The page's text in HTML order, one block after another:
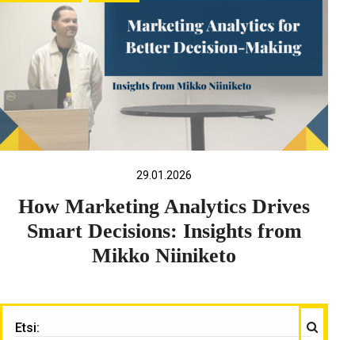
29.01.2026
How Marketing Analytics Drives
Smart Decisions: Insights from
Mikko Niiniketo
Haku